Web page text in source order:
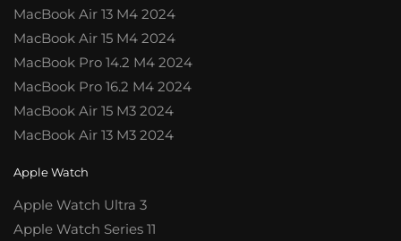
MacBook Air 13 M4 2024
MacBook Air 15 M4 2024
MacBook Pro 14.2 M4 2024
MacBook Pro 16.2 M4 2024
MacBook Air 15 M3 2024
MacBook Air 13 M3 2024
Apple Watch
Apple Watch Ultra 3
Apple Watch Series 11